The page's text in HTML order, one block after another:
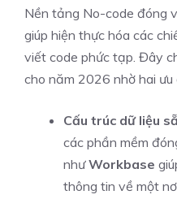
Nền tảng No-code đóng
giúp hiện thực hóa các
viết code phức tạp. Đây
cho năm 2026 nhờ hai ưu
Cấu trúc dữ liệu
các phần mềm
nhưWorkbase
thông tin về một